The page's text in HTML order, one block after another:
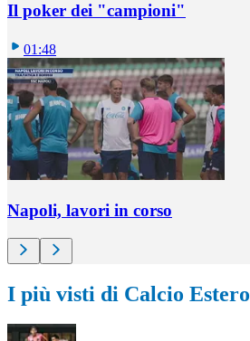
Il poker dei "campioni"
01:48
Napoli, lavori in corso
I più visti di Calcio Estero